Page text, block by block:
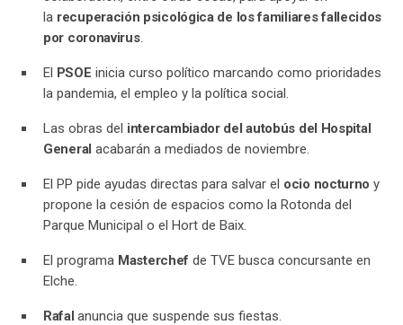
la recuperación psicológica de los familiares fallecidos
por coronavirus.
El PSOE inicia curso político marcando como prioridades
la pandemia, el empleo y la política social.
Las obras del intercambiador del autobús del Hospital
General acabarán a mediados de noviembre.
El PP pide ayudas directas para salvar el ocio nocturno y
propone la cesión de espacios como la Rotonda del
Parque Municipal o el Hort de Baix.
El programa Masterchef de TVE busca concursante en
Elche.
Rafalanuncia que suspende sus fiestas.